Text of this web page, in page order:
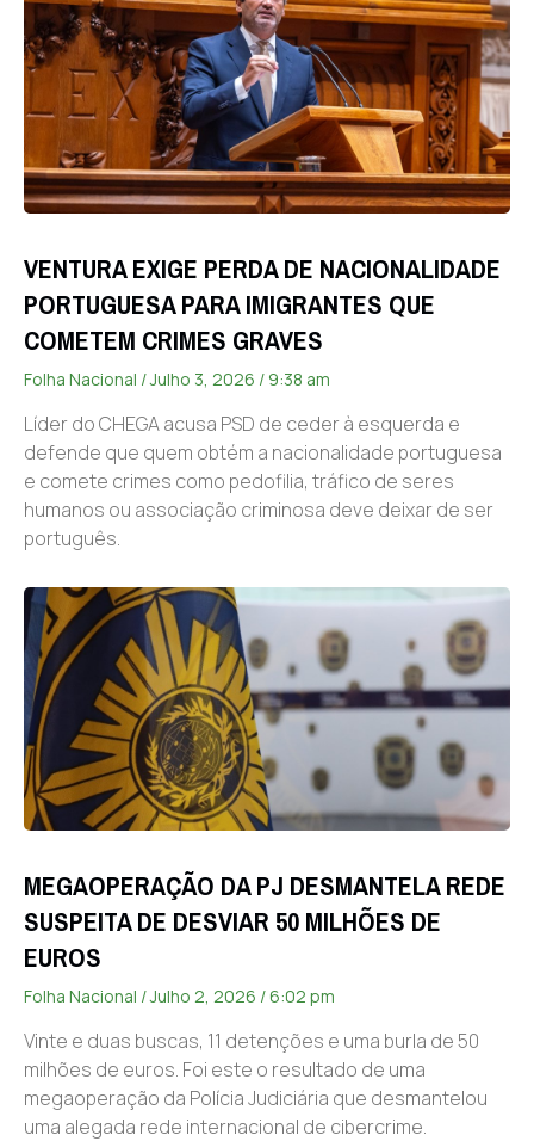
VENTURA EXIGE PERDA DE NACIONALIDADE
PORTUGUESA PARA IMIGRANTES QUE
COMETEM CRIMES GRAVES
Folha Nacional Julho 3, 2026 9:38 am
Líder do CHEGA acusa PSD de ceder à esquerda e
defende que quem obtém a nacionalidade portuguesa
e comete crimes como pedofilia, tráfico de seres
humanos ou associação criminosa deve deixar de ser
português.
MEGAOPERAÇÃO DA PJ DESMANTELA REDE
SUSPEITA DE DESVIAR 50 MILHÕES DE
EUROS
Folha Nacional Julho 2, 2026 6:02 pm
Vinte e duas buscas, 11 detenções e uma burla de 50
milhões de euros. Foi este o resultado de uma
megaoperação da Polícia Judiciária que desmantelou
uma alegada rede internacional de cibercrime.